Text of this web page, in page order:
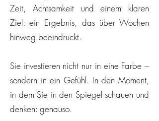
Zeit, Achtsamkeit und einem klaren
Ziel: ein Ergebnis, das über Wochen
hinweg beeindruckt.
Sie investieren nicht nur in eine Farbe –
sondern in ein Gefühl. In den Moment,
in dem Sie in den Spiegel schauen und
denken: genauso.